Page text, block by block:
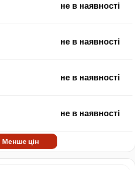
не в наявності
не в наявності
не в наявності
не в наявності
Менше цін